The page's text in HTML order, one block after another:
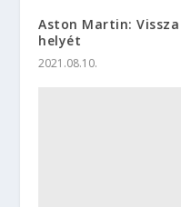
Aston Martin:
helyét
2021.08.10.